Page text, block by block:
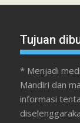
Tujuan
* Menjadi
Mandiri dan
informasi